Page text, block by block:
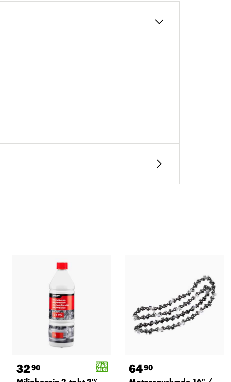
3290 6490